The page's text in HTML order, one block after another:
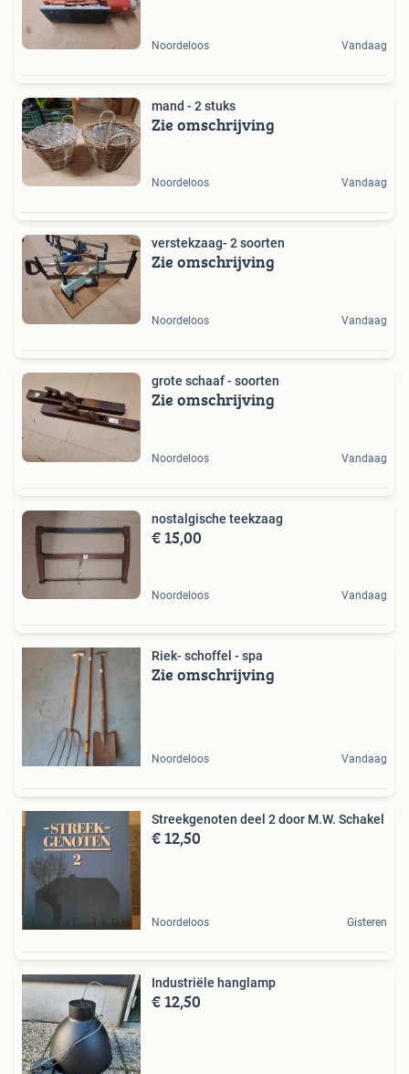
Noordeloos Vandaag
mand - 2 stuks
Zie omschrijving
Noordeloos Vandaag
verstekzaag- 2 soorten
Zie omschrijving
Noordeloos Vandaag
grote schaaf - soorten
Zie omschrijving
Noordeloos Vandaag
nostalgische teekzaag
€ 15,00
Noordeloos Vandaag
Riek- schoffel - spa
Zie omschrijving
Noordeloos Vandaag
Streekgenoten deel 2 door M.W. Schakel
€ 12,50
Noordeloos Gisteren
Industriële hanglamp
€ 12,50